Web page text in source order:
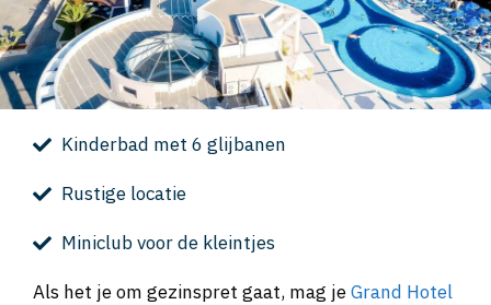
Kinderbad met 6 glijbanen
Rustige locatie
Miniclub voor de kleintjes
Als het je om gezinspret gaat, mag jeGrand Hotel